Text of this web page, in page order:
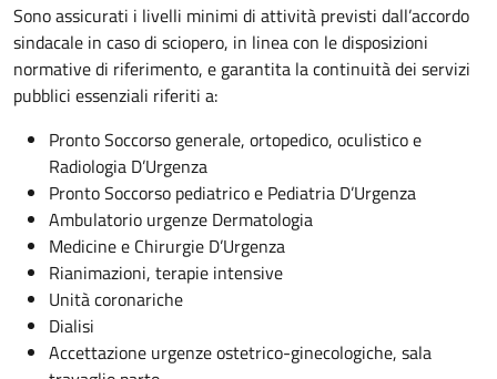
Sono assicurati i livelli minimi di attività previsti dall’accordo
sindacale in caso di sciopero, in linea con le disposizioni
normative di riferimento, e garantita la continuità dei servizi
pubblici essenziali riferiti a:
Pronto Soccorso generale, ortopedico, oculistico e
Radiologia D’Urgenza
Pronto Soccorso pediatrico e Pediatria D’Urgenza
Ambulatorio urgenze Dermatologia
Medicine e Chirurgie D’Urgenza
Rianimazioni, terapie intensive
Unità coronariche
Dialisi
Accettazione urgenze ostetrico-ginecologiche, sala